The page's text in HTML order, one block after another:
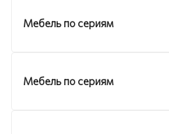
Мебель по сериям
Мебель по сериям